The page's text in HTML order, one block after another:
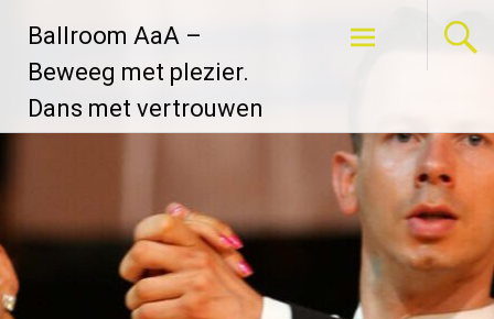
naarBallroom AaA –
Beweeg met plezier.
Dans met vertrouwen